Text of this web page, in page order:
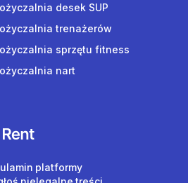
desek SUP
trenażerów
sprzętu fitness
nart
platformy